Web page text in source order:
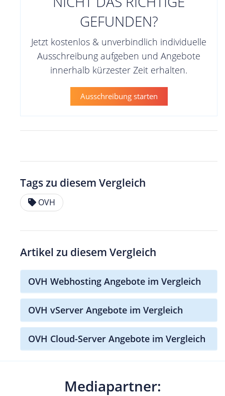
GEFUNDEN?
Jetzt kostenlos & unverbindlich individuelle
Ausschreibung aufgeben und Angebote
innerhalb kürzester Zeit erhalten.
Ausschreibung starten
Tags zu diesem Vergleich
OVH
Artikel zu diesem Vergleich
OVH Webhosting Angebote im Vergleich
OVH vServer Angebote im Vergleich
OVH Cloud-Server Angebote im Vergleich
Mediapartner: